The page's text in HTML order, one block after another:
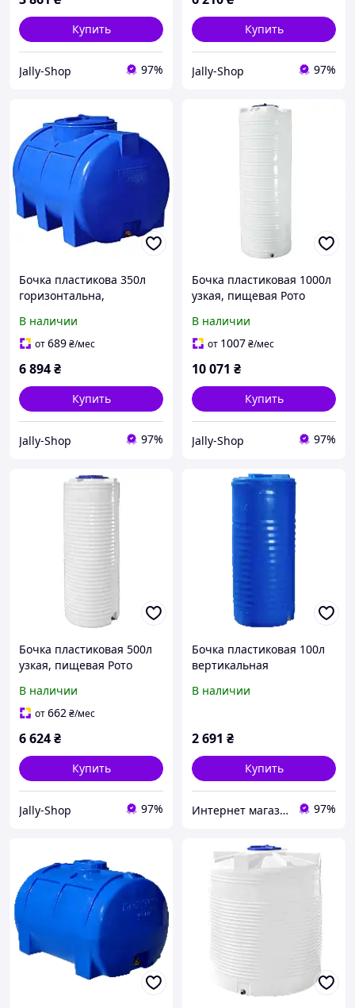
Купить
Jally-Shop 97%
Купить
Jally-Shop 97%
Бочка пластикова 350л
горизонтальна,
Європласт
В наличии
от689₴/мес
6 894₴
Купить
Jally-Shop 97%
Бочка пластиковая 1000л
узкая, пищевая Рото
В наличии
от 1007₴/мес
10 071 ₴
Купить
Jally-Shop 97%
Бочка пластиковая 500л
узкая, пищевая Рото
В наличии
от662₴/мес
6 624₴
Купить
Jally-Shop 97%
Бочка пластиковая 100л
вертикальная
Рото Европласт
В наличии
2 691 ₴
Купить
Интернет магазин Rombi 97%